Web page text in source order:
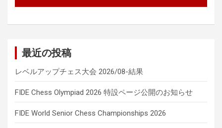
最近の投稿
レベルアップチェス大会 2026/08-結果
FIDE Chess Olympiad 2026 特設ページ公開のお知らせ
FIDE World Senior Chess Championships 2026